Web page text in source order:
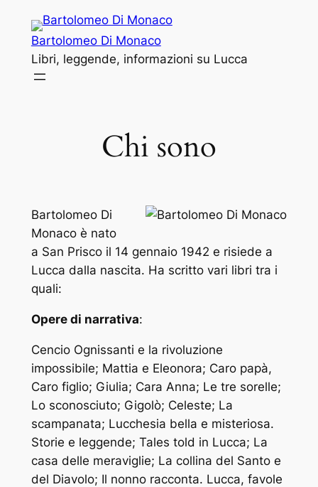
contenuto
Bartolomeo Di Monaco
Libri, leggende, informazioni su Lucca
Chi sono
Bartolomeo Di
Monaco è nato
a San Prisco il 14 gennaio 1942 e risiede a
Lucca dalla nascita. Ha scritto vari libri tra i
quali:
Opere di narrativa:
Cencio Ognissanti e la rivoluzione
impossibile; Mattia e Eleonora; Caro papà,
Caro figlio; Giulia; Cara Anna; Le tre sorelle;
Lo sconosciuto; Gigolò; Celeste; La
scampanata; Lucchesia bella e misteriosa.
Storie e leggende; Tales told in Lucca; La
casa delle meraviglie; La collina del Santo e
del Diavolo; Il nonno racconta. Lucca, favole